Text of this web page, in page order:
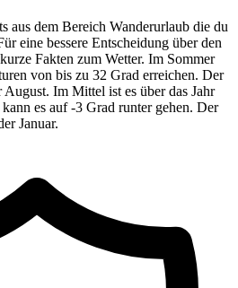
aus dem Bereich Wanderurlaub die du
eine bessere Entscheidung über den
Fakten zum Wetter. Im Sommer
von bis zu 32 Grad erreichen. Der
Im Mittel ist es über das Jahr
es auf -3 Grad runter gehen. Der
Januar.